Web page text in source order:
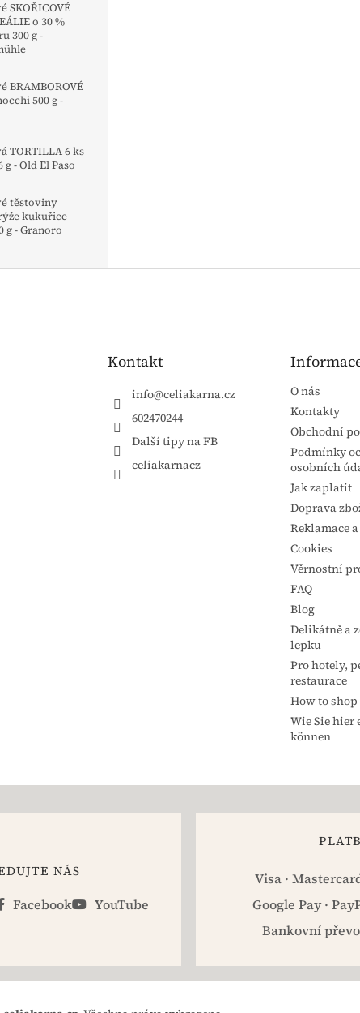
SKOŘICOVÉ
o 30 %
300 g -
BRAMBOROVÉ
500 g -
TORTILLA 6 ks
g - Old El Paso
těstoviny
rýže kukuřice
g - Granoro
Kontakt
info@celiakarna.cz
602470244
Další tipy na FB
celiakarnacz
O nás
Kontakty
Obchodní
Podmínky
osobních
Jak zaplatit
Doprava
Reklamace
Cookies
Věrnostní
FAQ
Blog
Delikátně a
lepku
Pro hotely,
restaurace
How to shop
Wie Sie hier
können
NÁS
Facebook YouTube
Visa ·
Google Pay ·
Bankovní